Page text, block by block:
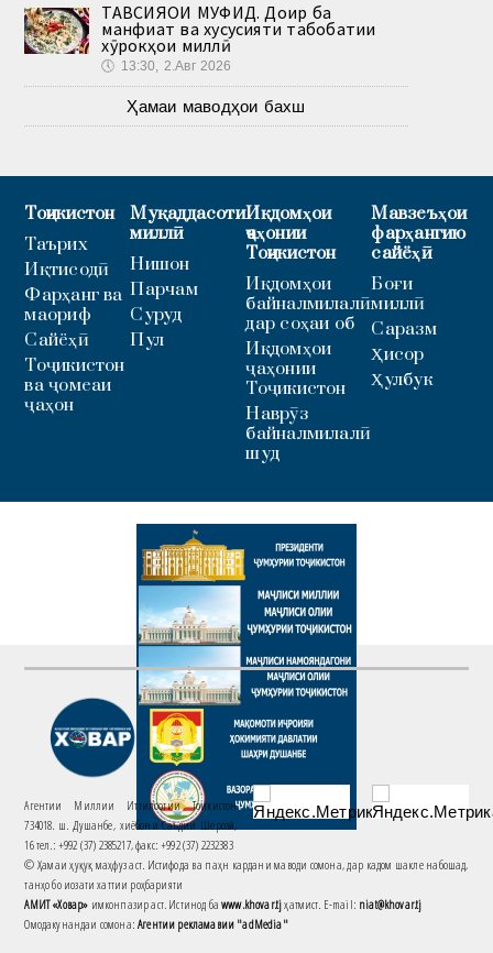
ТАВСИЯҲОИ МУФИД. Доир ба
манфиат ва хусусияти табобатии
хӯрокҳои миллӣ
🕔 13:30, 2.Авг 2026
Ҳамаи маводҳои бахш
Тоҷикистон
Таърих
Иқтисодӣ
Фарҳанг ва
маориф
Сайёҳӣ
Тоҷикистон
ва ҷомеаи
ҷаҳон
Муқаддасоти
миллӣ
Нишон
Парчам
Суруд
Пул
Иқдомҳои
ҷаҳонии
Тоҷикистон
Иқдомҳои
байналмилалӣ
дар соҳаи об
Иқдомҳои
ҷаҳонии
Тоҷикистон
Наврӯз
байналмилалӣ
шуд
Мавзеъҳои
фарҳангию
сайёҳӣ
Боғи
миллӣ
Саразм
Ҳисор
Ҳулбук
Агентии Миллии Иттилоотии Тоҷикистон
734018. ш. Душанбе, хиёбони Саъдии Шерозӣ,
16 тел.: +992 (37) 2385217, факс: +992 (37) 2232383
© Ҳамаи ҳуқуқ маҳфуз аст. Истифода ва паҳн кардани маводи сомона, дар кадом шакле набошад,
танҳо бо иҷозати хаттии роҳбарияти
АМИТ «Ховар» имконпазир аст. Истинод баwww.khovar.tjҳатмист. E-mail: niat@khovar.tj
Омодакунандаи сомона:Агентии рекламавии "adMedia"